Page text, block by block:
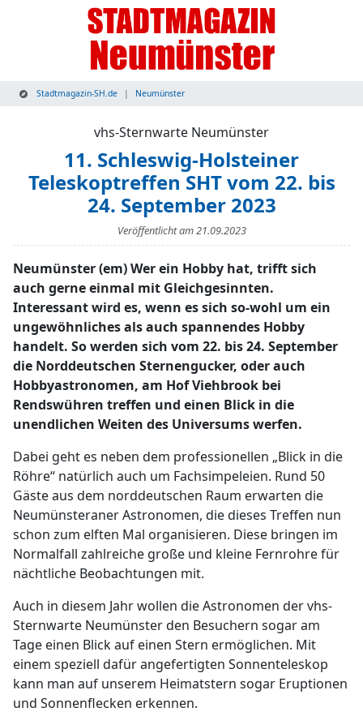
Stadtmagazin-SH.de Neumünster
vhs-Sternwarte Neumünster
11. Schleswig-Holsteiner
Teleskoptreffen SHT vom 22. bis
24. September 2023
Veröffentlicht am21.09.2023
Neumünster (em) Wer ein Hobby hat, trifft sich
auch gerne einmal mit Gleichgesinnten.
Interessant wird es, wenn es sich so-wohl um ein
ungewöhnliches als auch spannendes Hobby
handelt. So werden sich vom 22. bis 24. September
die Norddeutschen Sternengucker, oder auch
Hobbyastronomen, am Hof Viehbrook bei
Rendswühren treffen und einen Blick in die
unendlichen Weiten des Universums werfen.
Dabei geht es neben dem professionellen „Blick in die
Röhre“ natürlich auch um Fachsimpeleien. Rund 50
Gäste aus dem norddeutschen Raum erwarten die
Neumünsteraner Astronomen, die dieses Treffen nun
schon zum elften Mal organisieren. Diese bringen im
Normalfall zahlreiche große und kleine Fernrohre für
nächtliche Beobachtungen mit.
Auch in diesem Jahr wollen die Astronomen der vhs-
Sternwarte Neumünster den Besuchern sogar am
Tage einen Blick auf einen Stern ermöglichen. Mit
einem speziell dafür angefertigten Sonnenteleskop
kann man auf unserem Heimatstern sogar Eruptionen
und Sonnenflecken erkennen.